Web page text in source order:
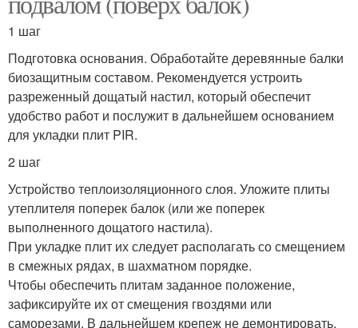
1 шаг
Подготовка основания. Обработайте деревянные балки
биозащитным составом. Рекомендуется устроить
разреженный дощатый настил, который обеспечит
удобство работ и послужит в дальнейшем основанием
для укладки плит PIR.
2 шаг
Устройство теплоизоляционного слоя. Уложите плиты
утеплителя поперек балок (или же поперек
выполненного дощатого настила).
При укладке плит их следует располагать со смещением
в смежных рядах, в шахматном порядке.
Чтобы обеспечить плитам заданное положение,
зафиксируйте их от смещения гвоздями или
саморезами. В дальнейшем крепеж не демонтировать,